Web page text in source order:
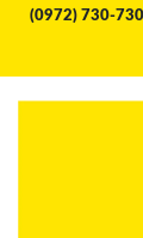
(0972) 730-730